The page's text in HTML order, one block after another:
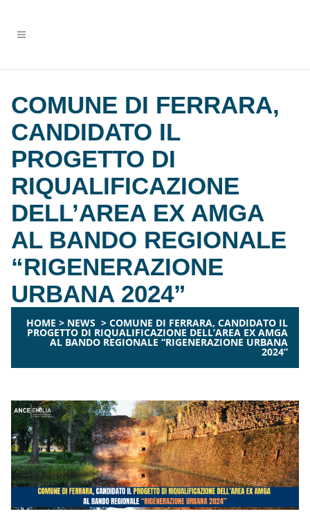
COMUNE DI FERRARA,
CANDIDATO IL
PROGETTO DI
RIQUALIFICAZIONE
DELL’AREA EX AMGA
AL BANDO REGIONALE
“RIGENERAZIONE
URBANA 2024”
HOME > NEWS > COMUNE DI FERRARA, CANDIDATO IL
PROGETTO DI RIQUALIFICAZIONE DELL’AREA EX AMGA
AL BANDO REGIONALE “RIGENERAZIONE URBANA
2024”